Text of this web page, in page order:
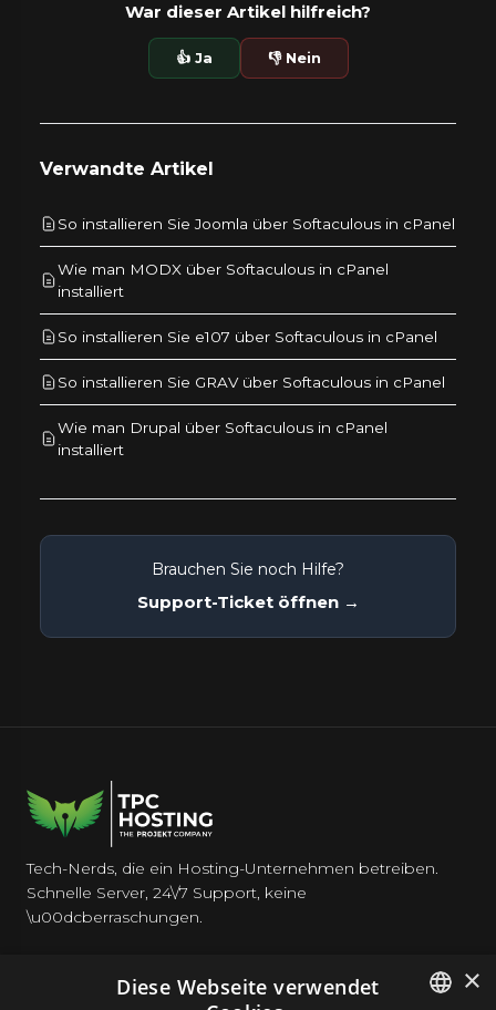
War dieser Artikel hilfreich?
👍 Ja 👎 Nein
Verwandte Artikel
So installieren Sie Joomla über Softaculous in cPanel
Wie man MODX über Softaculous in cPanel
installiert
So installieren Sie e107 über Softaculous in cPanel
So installieren Sie GRAV über Softaculous in cPanel
Wie man Drupal über Softaculous in cPanel
installiert
Brauchen Sie noch Hilfe?
Support-Ticket öffnen →
Tech-Nerds, die ein Hosting-Unternehmen betreiben.
Schnelle Server, 24\/7 Support, keine
\u00dcberraschungen.
×
Diese Webseite verwendet